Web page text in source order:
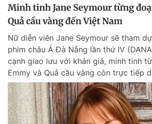
Minh tinh Jane Seymour từng
Quả cầu vàng đến Việt Nam
Nữ diễn viên Jane Seymour sẽ tham
phim châu Á Đà Nẵng lần thứ IV
cạnh giao lưu với khán giả, minh tinh
Emmy và Quả cầu vàng còn trực tiếp